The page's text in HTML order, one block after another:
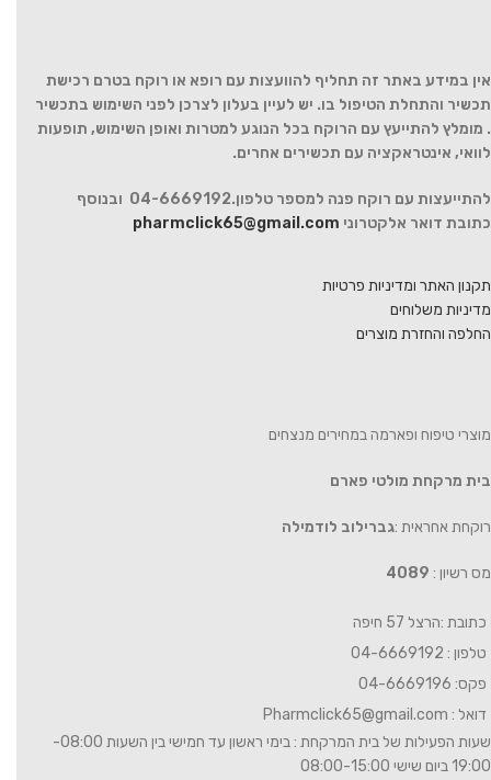
אין במידע באתר זה תחליף להוועצות עם רופא או רוקח בטרם רכישת
תכשיר והתחלת הטיפול בו. יש לעיין בעלון לצרכן לפני השימוש בתכשיר
. מומלץ להתייעץ עם הרוקח בכל הנוגע למטרות ואופן השימוש, תופעות
לוואי, אינטראקציה עם תכשירים אחרים.
להתייעצות עם רוקח פנה למספר טלפון.04-6669192 ובנוסף
כתובת דואר אלקטרוני pharmclick65@gmail.com
תקנון האתר ומדיניות פרטיות
מדיניות משלוחים
החלפה והחזרת מוצרים
מוצרי טיפוח ופארמה במחירים מנצחים
בית מרקחת מולטי פארם
רוקחת אחראית :גברילוב לודמילה
מס רשיון : 4089
כתובת :הרצל 57 חיפה
טלפון : 04-6669192
פקס: 04-6669196
דואל : Pharmclick65@gmail.com
שעות הפעילות של בית המרקחת : בימי ראשון עד חמישי בין השעות 08:00-
19:00 ביום שישי 08:00-15:00